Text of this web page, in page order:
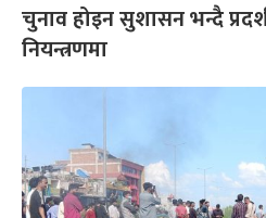
चुनाव होइन सुशासन भन्दै
नियन्त्रणमा